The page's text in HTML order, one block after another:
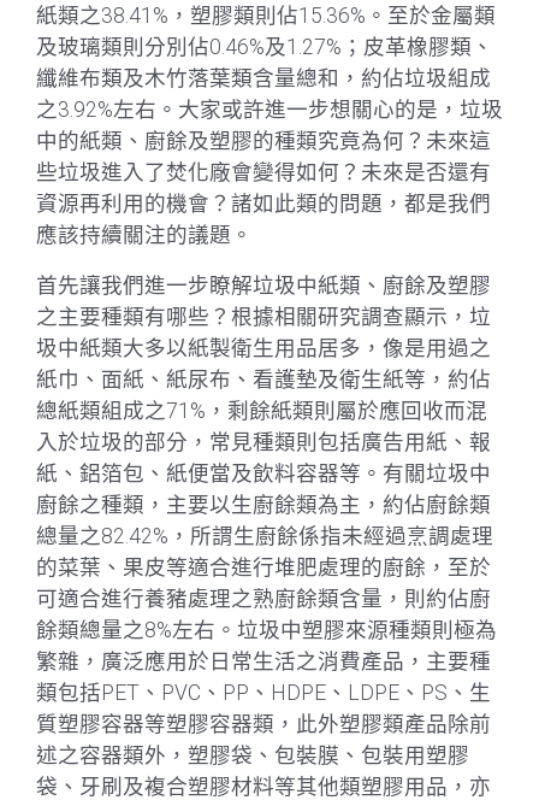
紙類之38.41%，塑膠類則佔15.36%。至於金屬類
及玻璃類則分別佔0.46%及1.27%；皮革橡膠類、
纖維布類及木竹落葉類含量總和，約佔垃圾組成
之3.92%左右。 大家或許進一步想關心的是，垃圾
中的紙類、廚餘及塑膠的種類究竟為何？未來這
些垃圾進入了焚化廠會變得如何？未來是否還有
資源再利用的機會？諸如此類的問題，都是我們
應該持續關注的議題。
首先讓我們進一步瞭解垃圾中紙類、廚餘及塑膠
之主要種類有哪些？根據相關研究調查顯示，垃
圾中紙類大多以紙製衛生用品居多，像是用過之
紙巾、面紙、紙尿布、看護墊及衛生紙等，約佔
總紙類組成之71%，剩餘紙類則屬於應回收而混
入於垃圾的部分，常見種類則包括廣告用紙、報
紙、鋁箔包、紙便當及飲料容器等。有關垃圾中
廚餘之種類，主要以生廚餘類為主，約佔廚餘類
總量之82.42%，所謂生廚餘係指未經過烹調處理
的菜葉、果皮等適合進行堆肥處理的廚餘，至於
可適合進行養豬處理之熟廚餘類含量，則約佔廚
餘類總量之8%左右。垃圾中塑膠來源種類則極為
繁雜，廣泛應用於日常生活之消費產品，主要種
類包括PET、PVC、PP、HDPE、LDPE、PS、生
質塑膠容器等塑膠容器類，此外塑膠類產品除前
述之容器類外，塑膠袋、包裝膜、包裝用塑膠
袋、牙刷及複合塑膠材料等其他類塑膠用品，亦